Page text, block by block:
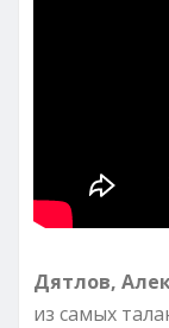
Дятлов,
из самых